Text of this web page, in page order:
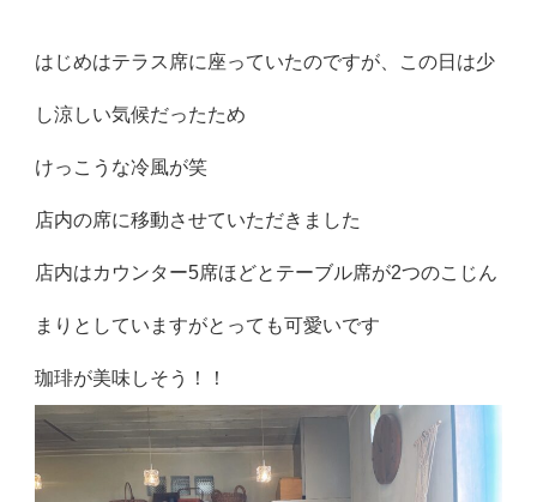
はじめはテラス席に座っていたのですが、この日は少
し涼しい気候だったため
けっこうな冷風が笑
店内の席に移動させていただきました
店内はカウンター5席ほどとテーブル席が2つのこじん
まりとしていますがとっても可愛いです
珈琲が美味しそう！！